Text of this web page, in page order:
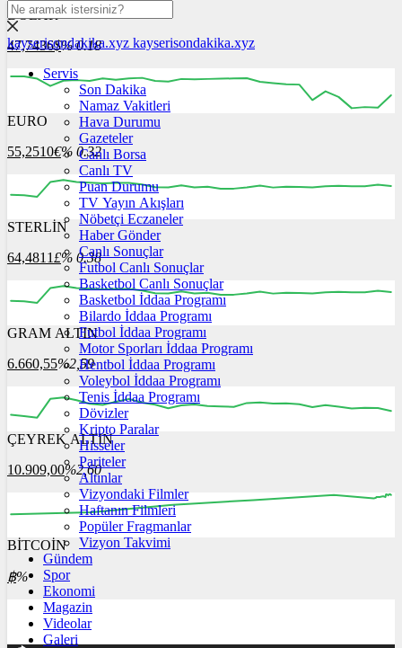
DOLAR
47,7436$% 0.18
12:00 13:00 14:00
EURO
55,2510€% 0.32
12:00 13:00 14:00
STERLİN
64,4811£% 0.38
12:00 13:00 14:00
GRAM ALTIN
6.660,55%2,59
12:00 13:00
ÇEYREK ALTIN
10.909,00%2,60
00:00 00:00 00:00
BİTCOİN
฿%
kayserisondakika.xyz kayserisondakika.xyz
Servis
Son Dakika
Namaz Vakitleri
Hava Durumu
Gazeteler
Canlı Borsa
Canlı TV
Puan Durumu
TV Yayın Akışları
Nöbetçi Eczaneler
Haber Gönder
Canlı Sonuçlar
Futbol Canlı Sonuçlar
Basketbol Canlı Sonuçlar
Basketbol İddaa Programı
Bilardo İddaa Programı
Futbol İddaa Programı
Motor Sporları İddaa Programı
Hentbol İddaa Programı
Voleybol İddaa Programı
Tenis İddaa Programı
Dövizler
Kripto Paralar
Hisseler
Pariteler
Altınlar
Vizyondaki Filmler
Haftanın Filmleri
Popüler Fragmanlar
Vizyon Takvimi
Gündem
Spor
Ekonomi
Magazin
Videolar
Galeri